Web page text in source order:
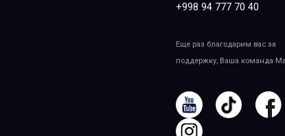
+998 94 777 70 40
Еще раз благодарим вас за
поддержку, Ваша команда